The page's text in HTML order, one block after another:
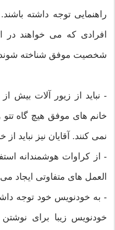
راهنمایی توجه داشته
افرادی که می خواهند
شخصیت موفق شناخته
- نباید از زیور آلات بیش
خانم های موفق هیچ گاه
نمی کنند. آقایان نیز نباید از
- از کراوات هوشمندانه
العمل های متفاوتی ایجاد
- به خودنویس خود توجه
خودنویس زیبا برای